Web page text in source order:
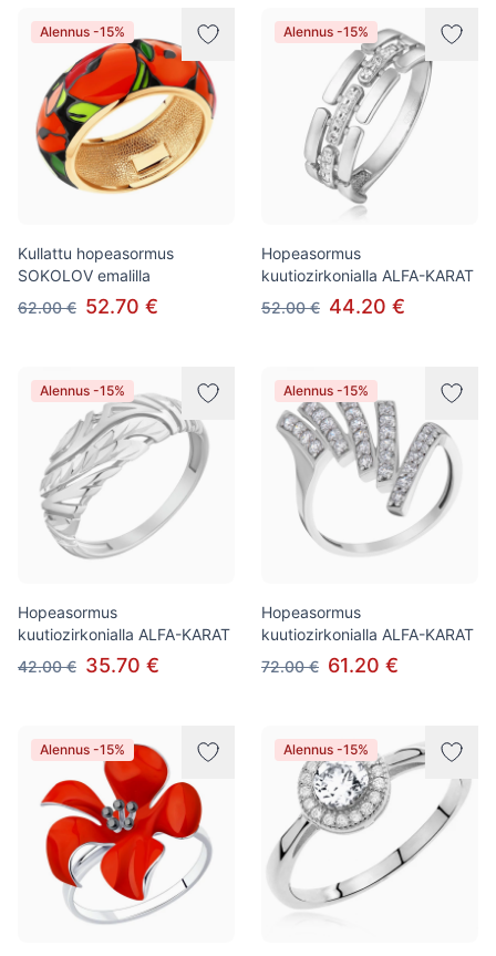
Alennus -15%
Kullattu hopeasormus
SOKOLOV emalilla
62.00 € 52.70 €
Alennus -15%
Hopeasormus
kuutiozirkonialla ALFA-KARAT
52.00 € 44.20 €
Alennus -15%
Hopeasormus
kuutiozirkonialla ALFA-KARAT
42.00 € 35.70 €
Alennus -15%
Hopeasormus
kuutiozirkonialla ALFA-KARAT
72.00 € 61.20 €
Alennus -15% Alennus -15%